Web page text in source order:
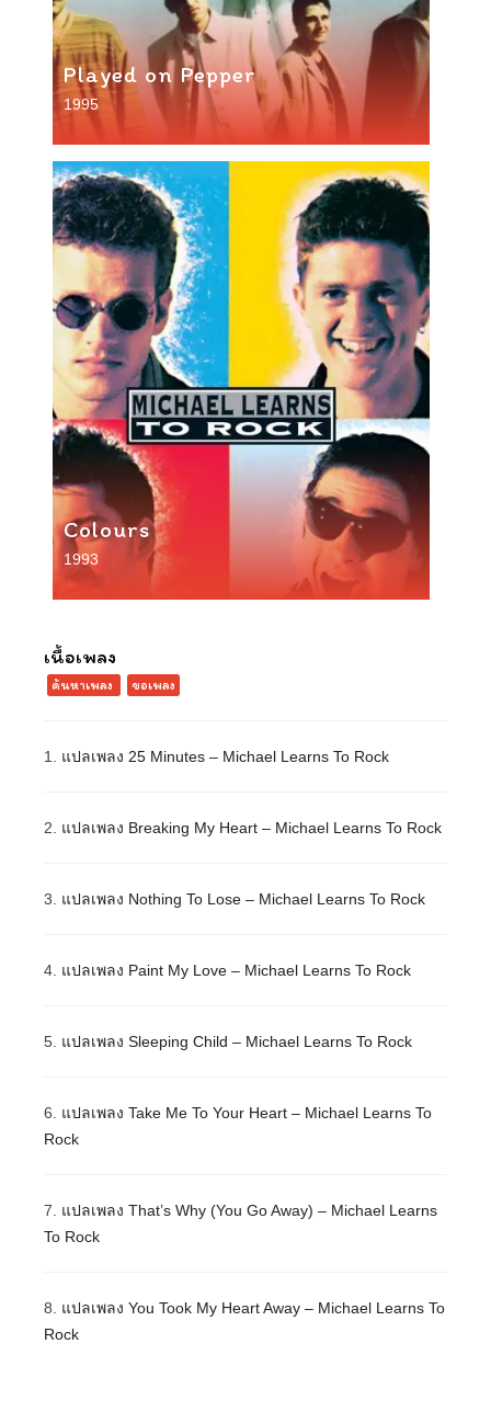
Played on Pepper
1995
Colours
1993
เนื้อเพลง
ค้นหาเพลง ขอเพลง
1. แปลเพลง 25 Minutes – Michael Learns To Rock
2. แปลเพลง Breaking My Heart – Michael Learns To Rock
3. แปลเพลง Nothing To Lose – Michael Learns To Rock
4. แปลเพลง Paint My Love – Michael Learns To Rock
5. แปลเพลง Sleeping Child – Michael Learns To Rock
6. แปลเพลง Take Me To Your Heart – Michael Learns To
Rock
7. แปลเพลง That’s Why (You Go Away) – Michael Learns
To Rock
8. แปลเพลง You Took My Heart Away – Michael Learns To
Rock